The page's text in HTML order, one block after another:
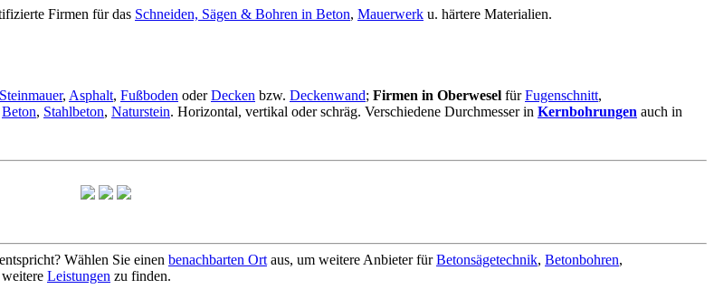
Firmen für das Schneiden, Sägen & Bohren in Beton, Mauerwerk u. härtere Materialien.
Steinmauer, Asphalt, Fußboden oderDecken bzw. Deckenwand; Firmen in Oberwesel fürFugenschnitt,
Beton, Stahlbeton, Naturstein. Horizontal, vertikal oder schräg. Verschiedene Durchmesser in Kernbohrungen auch in
Wählen Sie einen benachbarten Ort aus, um weitere Anbieter fürBetonsägetechnik, Betonbohren,
Leistungen zu finden.